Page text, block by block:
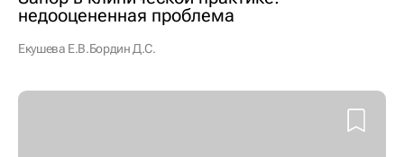
недооцененная проблема
Екушева Е.В.Бордин Д.С.